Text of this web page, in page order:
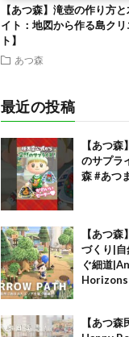
【あつ森】滝壺の作り方
イト：地図から作る島ク
ト】
あつ森
最近の投稿
【あつ
のサプラ
森 #あつ
【あつ
づくり|自
ぐ細道
Horizons
【あつ